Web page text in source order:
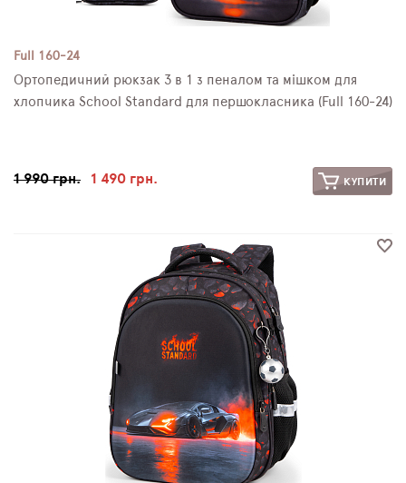
Full 160-24
Ортопедичний рюкзак 3 в 1 з пеналом та мішком для
хлопчика School Standard для першокласника (Full 160-24)
1 990 грн. 1 490 грн. КУПИТИ